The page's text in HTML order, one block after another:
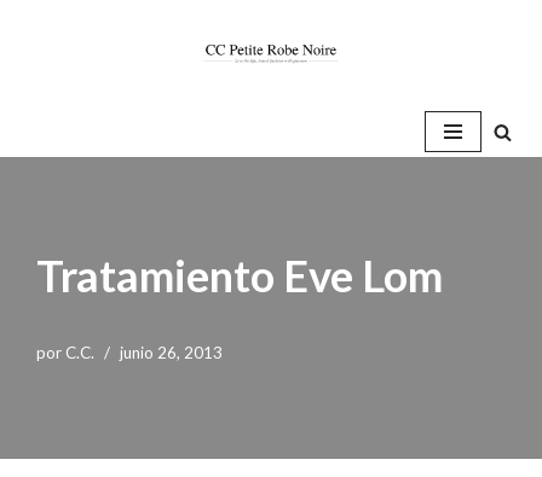
Tratamiento Eve Lom
por C.C. junio 26, 2013